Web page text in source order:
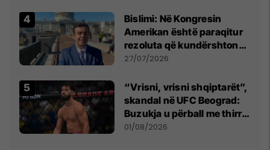
Bislimi: Në Kongresin
Amerikan është paraqitur
rezoluta që kundërshton
mbajtjen e Asamblesë
në Beograd
27/07/2026
“Vrisni, vrisni shqiptarët”,
skandal në UFC Beograd:
Buzukja u përball me thirrje
anti-shqiptare nga
01/08/2026